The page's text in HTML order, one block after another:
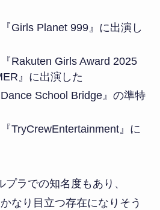
Girls Planet 999』に出演し
Rakuten Girls Award 2025
』に出演した
School Bridge』の準特
TryCrewEntertainment』に
ラでの知名度もあり、
なり目立つ存在になりそう